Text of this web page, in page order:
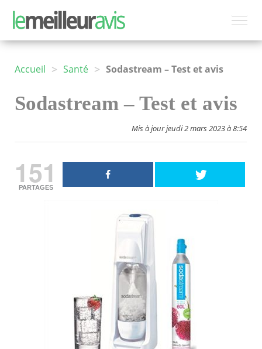
Accueil > Santé > Sodastream – Test et avis
Sodastream – Test et avis
Mis à jour jeudi 2 mars 2023 à 8:54
151
PARTAGES